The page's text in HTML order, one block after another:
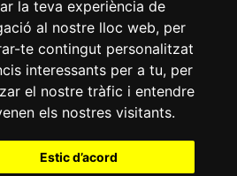
la teva experiència de
al nostre lloc web, per
te contingut personalitzat
interessants per a tu, per
el nostre tràfic i entendre
els nostres visitants.
Estic d’acord
Política de galetesAvís
RGPD
Reus|977 010 010|
reus.cat